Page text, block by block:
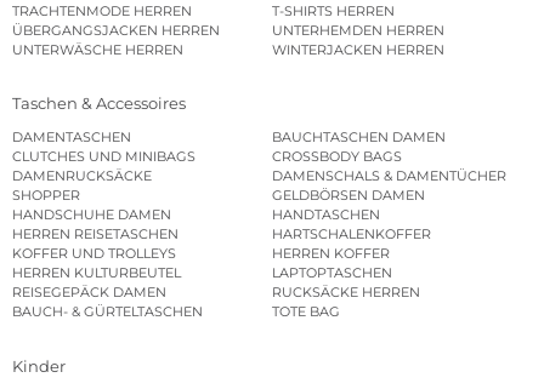
TRACHTENMODE HERREN
T-SHIRTS HERREN
ÜBERGANGSJACKEN HERREN
UNTERHEMDEN HERREN
UNTERWÄSCHE HERREN
WINTERJACKEN HERREN
Taschen & Accessoires
DAMENTASCHEN
BAUCHTASCHEN DAMEN
CLUTCHES UND MINIBAGS
CROSSBODY BAGS
DAMENRUCKSÄCKE
DAMENSCHALS & DAMENTÜCHER
SHOPPER
GELDBÖRSEN DAMEN
HANDSCHUHE DAMEN
HANDTASCHEN
HERREN REISETASCHEN
HARTSCHALENKOFFER
KOFFER UND TROLLEYS
HERREN KOFFER
HERREN KULTURBEUTEL
LAPTOPTASCHEN
REISEGEPÄCK DAMEN
RUCKSÄCKE HERREN
BAUCH- & GÜRTELTASCHEN
TOTE BAG
Kinder